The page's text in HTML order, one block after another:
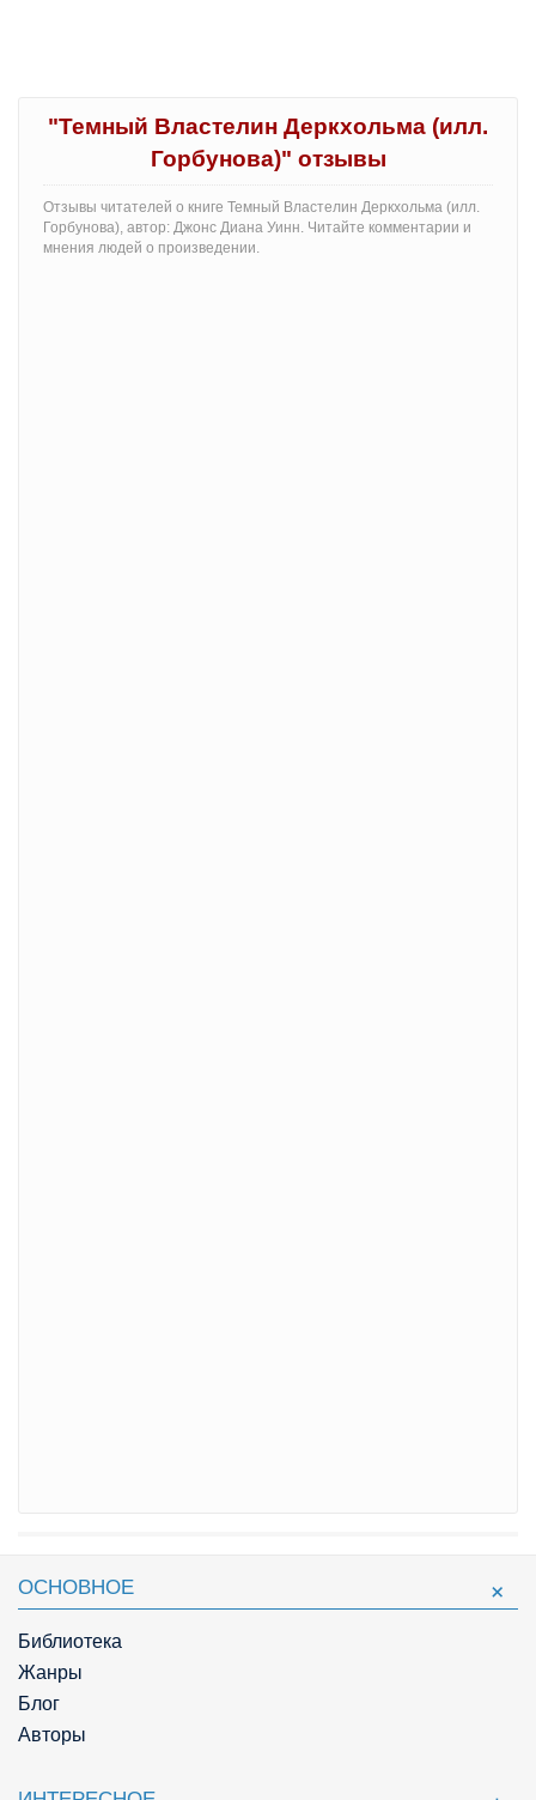
"Темный Властелин Деркхольма (илл.
Горбунова)" отзывы
Отзывы читателей о книге Темный Властелин Деркхольма (илл.
Горбунова), автор: Джонс Диана Уинн. Читайте комментарии и
мнения людей о произведении.
ОСНОВНОЕ
Библиотека
Жанры
Блог
Авторы